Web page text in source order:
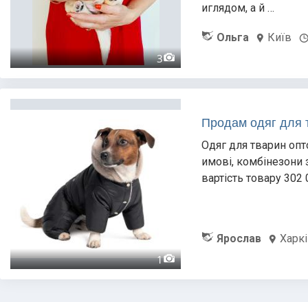
3
иглядом, а й …
Ольга Київ
1
Продам одяг для
Одяг для тварин
имові, комбінезони
вартість товару
Ярослав